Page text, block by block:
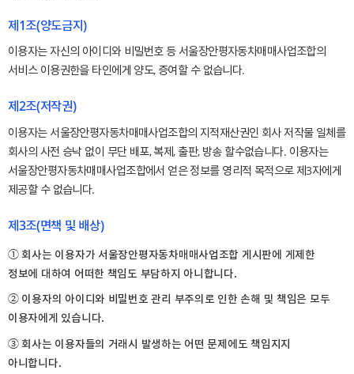
제1조(양도금지)
이용자는 자신의 아이디와 비밀번호 등 서울장안평자동차매매사업조합의
서비스 이용권한을 타인에게 양도, 증여할 수 없습니다.
제2조(저작권)
이용자는 서울장안평자동차매매사업조합의 지적재산권인 회사 저작물 일체를
회사의 사전 승낙 없이 무단 배포, 복제, 출판, 방송 할수없습니다. 이용자는
서울장안평자동차매매사업조합에서 얻은 정보를 영리적 목적으로 제3자에게
제공할 수 없습니다.
제3조(면책 및 배상)
① 회사는 이용자가 서울장안평자동차매매사업조합 게시판에 게제한
정보에 대하여 어떠한 책임도 부담하지 아니합니다.
② 이용자의 아이디와 비밀번호 관리 부주의로 인한 손해 및 책임은 모두
이용자에게 있습니다.
③ 회사는 이용자들의 거래시 발생하는 어떤 문제에도 책임지지
아니합니다.